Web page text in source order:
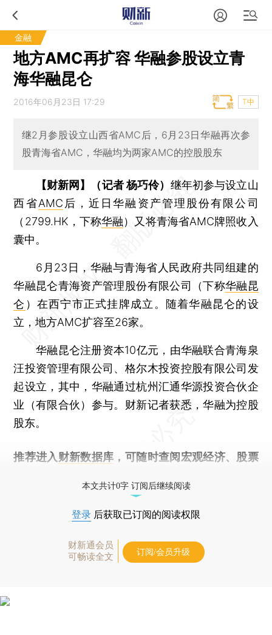
金融
地方AMC再扩容 华融参股设立青
海华融昆仑
2016年06月23日 17:29 T中
继2月参股设立山西省AMC后，6月23日华融再次参
股青海省AMC，华融均为两家AMC的控股股东
【财新网】（记者 杨巧伶） 继年初参与设立山
西省AMC 后，近日华融资产管理股份有限公司
（2799.HK，下称华融）又将青海省AMC牌照收入
囊中。
6月23日，华融与青海省人民政府共同组建的
华融昆仑青海资产管理股份有限公司（下称华融昆
仑 ）在西宁市正式挂牌成立。随着华融昆仑的设
立，地方AMC扩容至26家。
华融昆仑注册资本10亿元，由华融联合青海泉
汪投资管理有限公司、格尔木投资控股有限公司发
起设立，其中，华融通过杭州汇通华源投资合伙企
业（有限合伙）参与。财新记者获悉，华融为控股
股东。
推荐进入 财新数据库 ，可随时查阅宏观经济、股票
本文共计0字 订阅后继续阅读
登录 后获取已订阅的阅读权限
财新通会员
可畅读全文
订阅/会员升级